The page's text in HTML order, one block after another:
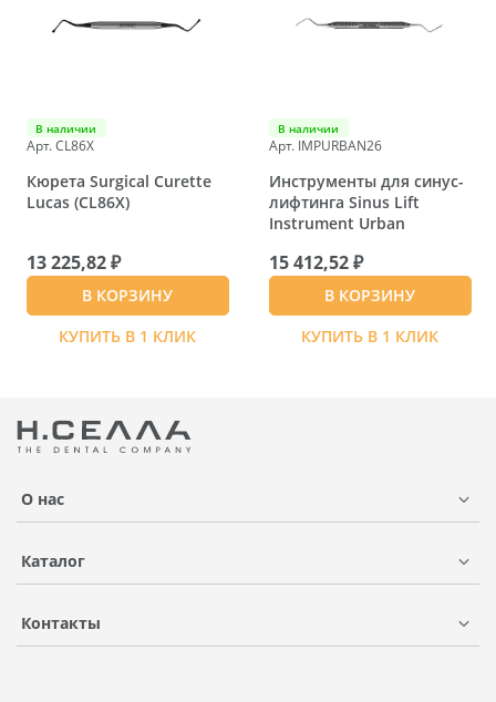
В наличии
Арт. CL86X
Кюрета Surgical Curette
Lucas (CL86X)
13 225,82 ₽
В КОРЗИНУ
КУПИТЬ В 1 КЛИК
В наличии
Арт. IMPURBAN26
Инструменты для синус-
лифтинга Sinus Lift
Instrument Urban
15 412,52 ₽
В КОРЗИНУ
КУПИТЬ В 1 КЛИК
О нас
Каталог
Контакты